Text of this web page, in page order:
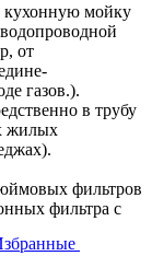
кухонную мойку
от
газов.).
в трубу
жилых
фильтров
фильтра с
углем) и